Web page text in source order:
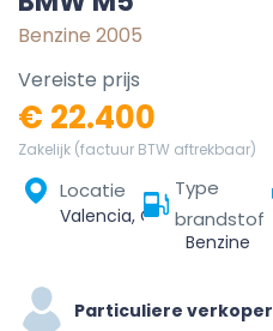
Benzine 2005
Vereiste prijs
€ 22.400
Zakelijk (factuur BTW aftrekbaar)
Locatie
Valencia, Comarca de València, Valencia, Valencian Community, Spain
Type
brandstof
Benzine
Particuliere verkoper